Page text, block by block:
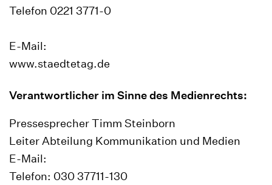
Telefon 0221 3771-0
E-Mail:
www.staedtetag.de
Verantwortlicher im Sinne des Medienrechts:
Pressesprecher Timm Steinborn
Leiter Abteilung Kommunikation und Medien
E-Mail:
Telefon: 030 37711-130